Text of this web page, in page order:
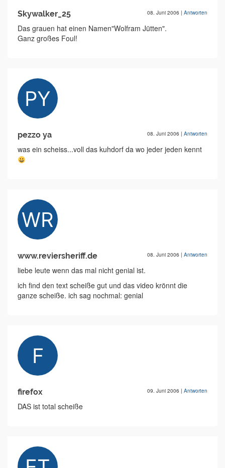
Skywalker_25 08. Juni 2006 | Antworten
Das grauen hat einen Namen"Wolfram Jütten".
Ganz großes Foul!
pezzo ya 08. Juni 2006 | Antworten
was ein scheiss...voll das kuhdorf da wo jeder jeden kennt
www.reviersheriff.de 08. Juni 2006 | Antworten
liebe leute wenn das mal nicht genial ist.
ich find den text scheiße gut und das video krönnt die
ganze scheiße. ich sag nochmal: genial
firefox 09. Juni 2006 | Antworten
DAS ist total scheiße